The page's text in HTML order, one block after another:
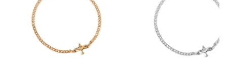
Kategorie Halsketten
Marke Drakenberg Sjölin